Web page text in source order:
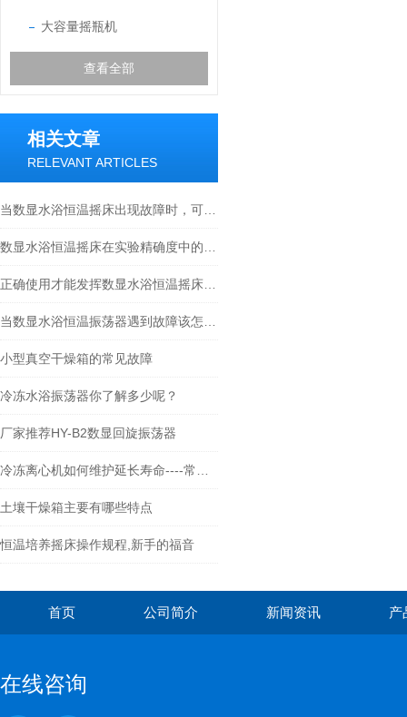
大容量摇瓶机
查看全部
相关文章
RELEVANT ARTICLES
小型真空干燥箱的常见故障
冷冻水浴振荡器你了解多少呢？
厂家推荐HY-B2数显回旋振荡器
土壤干燥箱主要有哪些特点
恒温培养摇床操作规程,新手的福音
首页 公司简介 新闻资讯 产
在线咨询